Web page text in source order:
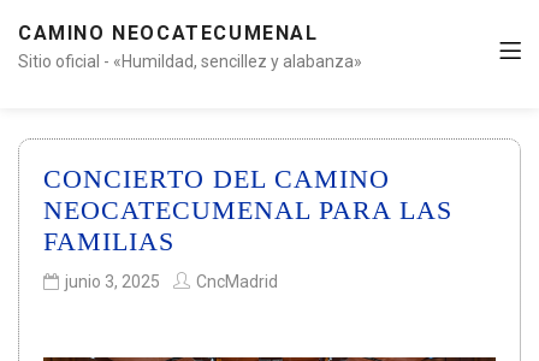
CAMINO NEOCATECUMENAL
Sitio oficial - «Humildad, sencillez y alabanza»
CONCIERTO DEL CAMINO
NEOCATECUMENAL PARA LAS
FAMILIAS
junio 3, 2025 CncMadrid